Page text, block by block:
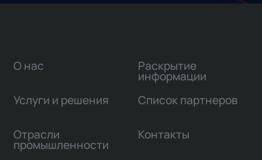
О нас
Услуги и решения
Отрасли
промышленности
Раскрытие
информации
Список партнеров
Контакты